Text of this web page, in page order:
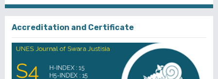
Accreditation and Certificate